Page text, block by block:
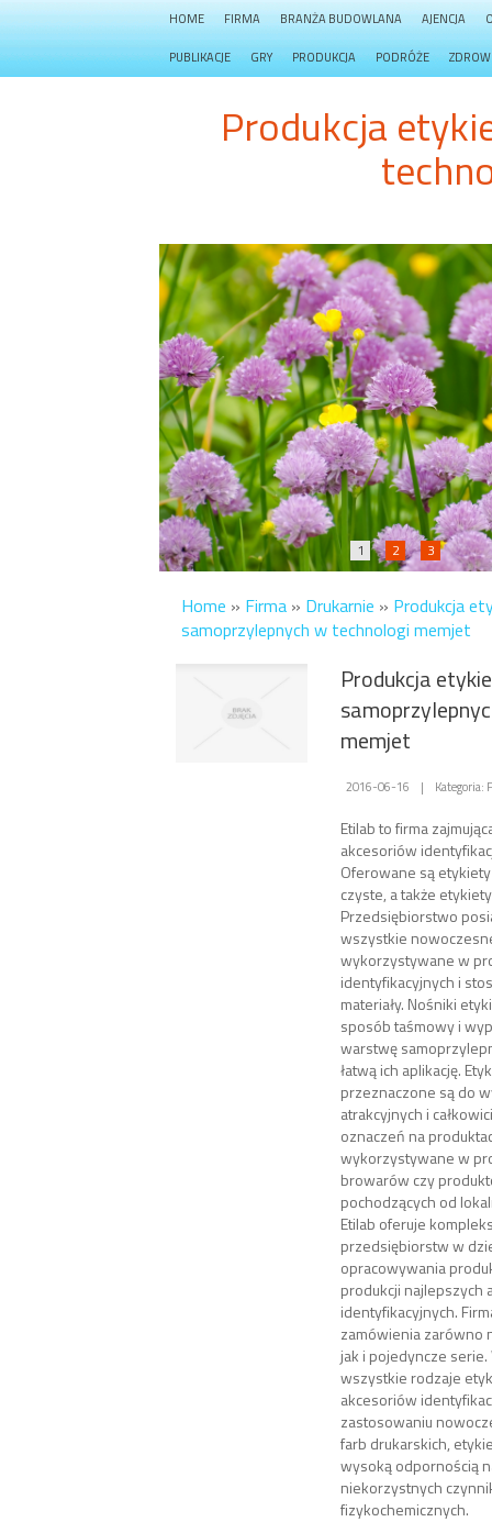
HOME FIRMA BRANŻA BUDOWLANA AJENCJA
PUBLIKACJE GRY PRODUKCJA PODRÓŻE
Produkcja
1 2 3
Home » Firma » Drukarnie » Produkcja
samoprzylepnych w technologi memjet
Produkcja
memjet
2016-06-16 |
Etilab to firma
akcesoriów
Oferowane są
czyste, a także
Przedsiębiorstwo
wszystkie
wykorzystywane w
identyfikacyjnych i
materiały. Nośniki
sposób taśmowy i
warstwę
łatwą ich aplikację.
przeznaczone są do
atrakcyjnych i
oznaczeń na
wykorzystywane w
browarów czy
pochodzących od
Etilab oferuje
przedsiębiorstw w
opracowywania
produkcji najlepszych
identyfikacyjnych.
zamówienia zarówno
jak i pojedyncze
wszystkie rodzaje
akcesoriów
zastosowaniu
farb drukarskich,
wysoką odpornością
niekorzystnych
fizykochemicznych.